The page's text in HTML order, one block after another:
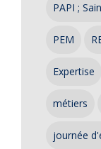
PAPI ;
PEM
Expertise
métiers
journée